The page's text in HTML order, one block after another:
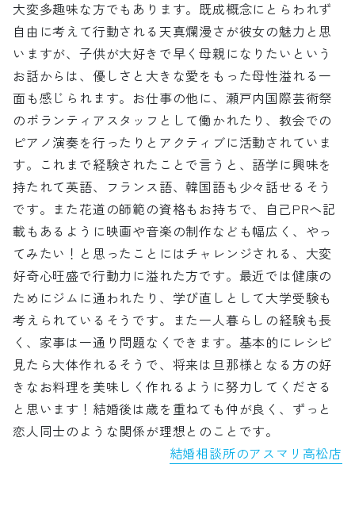
大変多趣味な方でもあります。既成概念にとらわれず
自由に考えて行動される天真爛漫さが彼女の魅力と思
いますが、子供が大好きで早く母親になりたいという
お話からは、優しさと大きな愛をもった母性溢れる一
面も感じられます。お仕事の他に、瀬戸内国際芸術祭
のボランティアスタッフとして働かれたり、教会での
ピアノ演奏を行ったりとアクティブに活動されていま
す。これまで経験されたことで言うと、語学に興味を
持たれて英語、フランス語、韓国語も少々話せるそう
です。また花道の師範の資格もお持ちで、自己PRへ記
載もあるように映画や音楽の制作なども幅広く、やっ
てみたい！と思ったことにはチャレンジされる、大変
好奇心旺盛で行動力に溢れた方です。最近では健康の
ためにジムに通われたり、学び直しとして大学受験も
考えられているそうです。また一人暮らしの経験も長
く、家事は一通り問題なくできます。基本的にレシピ
見たら大体作れるそうで、将来は旦那様となる方の好
きなお料理を美味しく作れるように努力してくださる
と思います！結婚後は歳を重ねても仲が良く、ずっと
恋人同士のような関係が理想とのことです。
結婚相談所のアスマリ高松店